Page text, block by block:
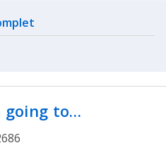
going to…